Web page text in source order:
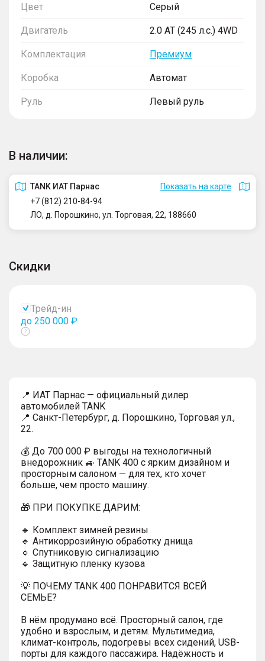
Цвет Серый
Двигатель 2.0 AT (245 л.с.) 4WD
Комплектация Премиум
Коробка Автомат
Руль Левый руль
В наличии:
TANK ИАТ Парнас
Показать на карте
+7 (812) 210-84-94
ЛО, д. Порошкино, ул. Торговая, 22, 188660
Скидки
Трейд-ин
до 250 000 ₽
Показать
📍 ИАТ Парнас — официальный дилер
автомобилей TANK
📍 Санкт-Петербург, д. Порошкино, Торговая ул.,
22.
💰 До 700 000 ₽ выгоды на технологичный
внедорожник 🚙 TANK 400 с ярким дизайном и
просторным салоном — для тех, кто хочет
больше, чем просто машину.
🎁 ПРИ ПОКУПКЕ ДАРИМ:
🔹 Комплект зимней резины
🔹 Антикоррозийную обработку днища
🔹 Спутниковую сигнализацию
🔹 Защитную пленку кузова
💡 ПОЧЕМУ TANK 400 ПОНРАВИТСЯ ВСЕЙ
СЕМЬЕ?
В нём продумано всё. Просторный салон, где
удобно и взрослым, и детям. Мультимедиа,
климат-контроль, подогревы всех сидений, USB-
порты для каждого пассажира. Надёжность и